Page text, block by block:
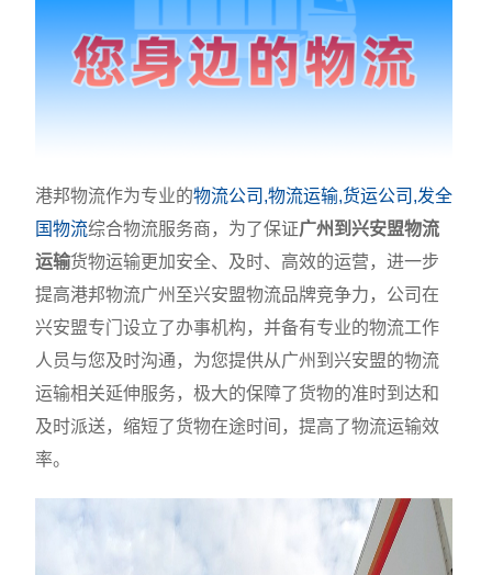
港邦物流作为专业的物流公司,物流运输,货运公司,发全
国物流综合物流服务商，为了保证广州到兴安盟物流
运输货物运输更加安全、及时、高效的运营，进一步
提高港邦物流广州至兴安盟物流品牌竞争力，公司在
兴安盟专门设立了办事机构，并备有专业的物流工作
人员与您及时沟通，为您提供从广州到兴安盟的物流
运输相关延伸服务，极大的保障了货物的准时到达和
及时派送，缩短了货物在途时间，提高了物流运输效
率。